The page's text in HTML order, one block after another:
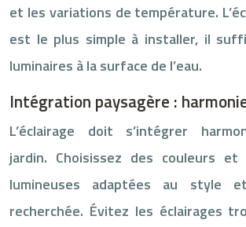
et les variations de température.
est le plus simple à installer, il
luminaires à la surface de l’eau.
Intégration paysagère :
L’éclairage doit s’intégrer
jardin. Choisissez des couleurs
lumineuses adaptées au style
recherchée. Évitez les éclairages